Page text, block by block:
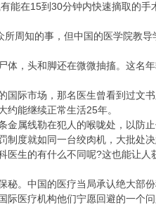
在15到30分钟内快速摘取的
周知的事，但中国的医学院教
，头和脚还在微微抽搐。这名
际市场，那名医生曾看到过文
能继续正常生活25年。
属线勒在犯人的喉咙处，以防
度就如同一台绞肉机，大批处
生的有什么不同呢?这也能让
。中国的医疗当局承认绝大部
医疗机构他们宁愿回避的一个